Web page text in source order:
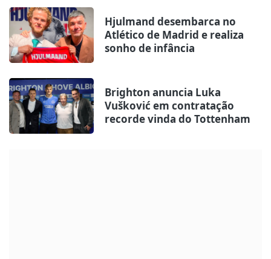
Hjulmand desembarca no
Atlético de Madrid e realiza
sonho de infância
Brighton anuncia Luka
Vušković em contratação
recorde vinda do Tottenham